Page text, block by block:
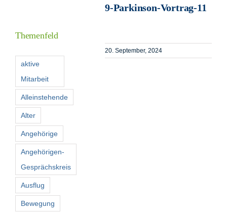
Kontakt
Suche
nach:
9-Parkinson-Vortrag-11
20. September, 2024
Themenfeld
aktive
Mitarbeit
Alleinstehende
Alter
Angehörige
Angehörigen-
Gesprächskreis
Ausflug
Bewegung